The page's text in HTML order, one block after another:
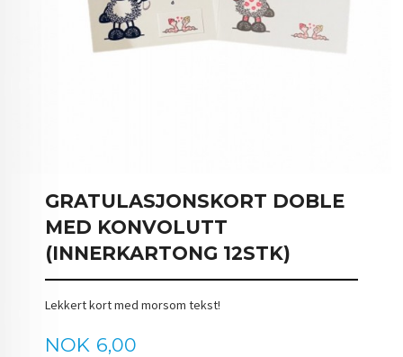
GRATULASJONSKORT DOBLE
MED KONVOLUTT
(INNERKARTONG 12STK)
Lekkert kort med morsom tekst!
Pris
NOK 6,00